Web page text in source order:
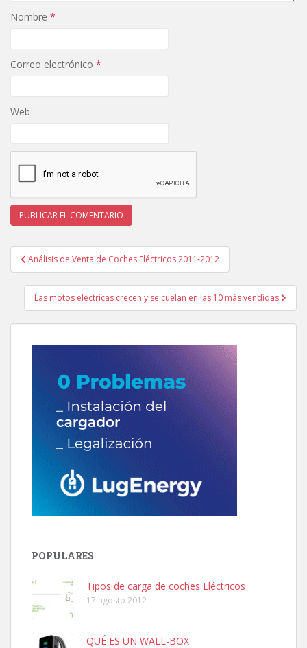
Nombre *
Correo electrónico *
Web
Navegación
de
entradas
Análisis de Venta de Coches Eléctricos 2011-2012
Las motos eléctricas crecen y se cuelan en las 10 más vendidas
POPULARES
Tipos de carga de coches Eléctricos
17 agosto 2012
QUÉ ES UN WALL-BOX